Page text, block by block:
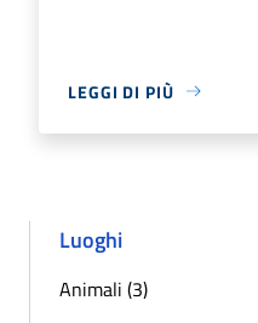
LEGGI DI PIÙ
Luoghi
Animali (3)